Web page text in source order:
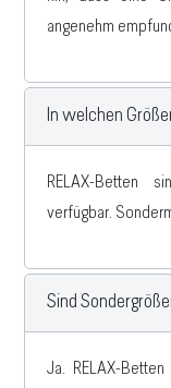
angenehm
In welchen
RELAX-Betten
verfügbar.
Sind
Ja. RELAX-